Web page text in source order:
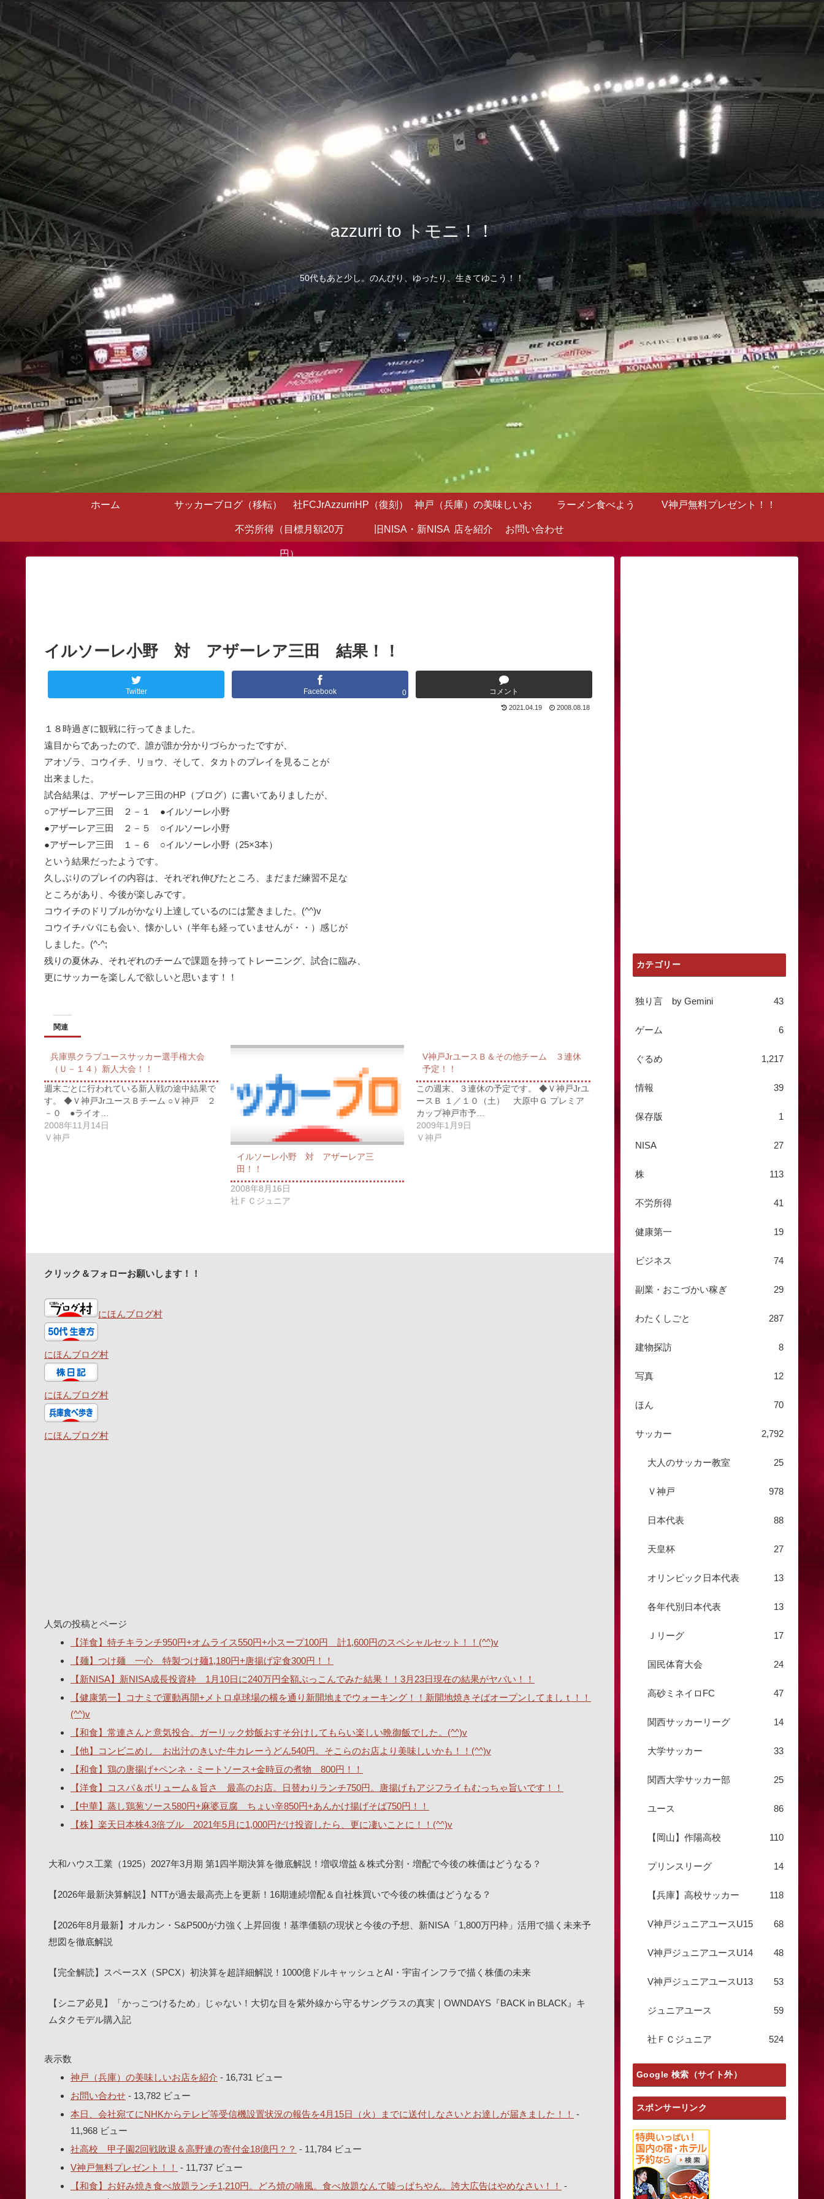
azzurri to トモニ！！
50代もあと少し。のんびり、ゆったり、生きてゆこう！！
ホーム サッカーブログ（移転） 社FCJrAzzurriHP（復刻） 神戸（兵庫）の美味しいお
店を紹介
ラーメン食べよう V神戸無料プレゼント！！
不労所得（目標月額20万
円）
旧NISA・新NISA お問い合わせ
イルソーレ小野 対 アザーレア三田 結果！！
Twitter Facebook 0 コメント
2021.04.19 2008.08.18
１８時過ぎに観戦に行ってきました。
遠目からであったので、誰が誰か分かりづらかったですが、
アオゾラ、コウイチ、リョウ、そして、タカトのプレイを見ることが
出来ました。
試合結果は、アザーレア三田のHP（ブログ）に書いてありましたが、
○アザーレア三田 ２－１ ●イルソーレ小野
●アザーレア三田 ２－５ ○イルソーレ小野
●アザーレア三田 １－６ ○イルソーレ小野（25×3本）
という結果だったようです。
久しぶりのプレイの内容は、それぞれ伸びたところ、まだまだ練習不足な
ところがあり、今後が楽しみです。
コウイチのドリブルがかなり上達しているのには驚きました。(^^)v
コウイチパパにも会い、懐かしい（半年も経っていませんが・・）感じが
しました。(^-^;
残りの夏休み、それぞれのチームで課題を持ってトレーニング、試合に臨み、
更にサッカーを楽しんで欲しいと思います！！
関連
兵庫県クラブユースサッカー選手権大会
（Ｕ－１４）新人大会！！
週末ごとに行われている新人戦の途中結果で
す。 ◆Ｖ神戸JrユースＢチーム ○Ｖ神戸 ２
－０ ●ライオ…
2008年11月14日
Ｖ神戸
イルソーレ小野 対 アザーレア三
田！！
2008年8月16日
社ＦＣジュニア
V神戸JrユースＢ＆その他チーム ３連休
予定！！
この週末、３連休の予定です。 ◆Ｖ神戸Jrユ
ースＢ １／１０（土） 大原中Ｇ プレミア
カップ神戸市予…
2009年1月9日
Ｖ神戸
クリック＆フォローお願いします！！
にほんブログ村
にほんブログ村
にほんブログ村
にほんブログ村
人気の投稿とページ
【洋食】特チキランチ950円+オムライス550円+小スープ100円 計1,600円のスペシャルセット！！(^^)v
【麺】つけ麺 一心 特製つけ麺1,180円+唐揚げ定食300円！！
【新NISA】新NISA成長投資枠 1月10日に240万円全額ぶっこんでみた結果！！3月23日現在の結果がヤバい！！
【健康第一】コナミで運動再開+メトロ卓球場の横を通り新開地までウォーキング！！新開地焼きそばオープンしてましｔ！！
(^^)v
【和食】常連さんと意気投合。ガーリック炒飯おすそ分けしてもらい楽しい晩御飯でした。(^^)v
【他】コンビニめし お出汁のきいた牛カレーうどん540円。そこらのお店より美味しいかも！！(^^)v
【和食】鶏の唐揚げ+ペンネ・ミートソース+金時豆の煮物 800円！！
【洋食】コスパ＆ボリューム＆旨さ 最高のお店。日替わりランチ750円。唐揚げもアジフライもむっちゃ旨いです！！
【中華】蒸し鶏葱ソース580円+麻婆豆腐 ちょい辛850円+あんかけ揚げそば750円！！
【株】楽天日本株4.3倍ブル 2021年5月に1,000円だけ投資したら、更に凄いことに！！(^^)v
大和ハウス工業（1925）2027年3月期 第1四半期決算を徹底解説！増収増益＆株式分割・増配で今後の株価はどうなる？
【2026年最新決算解説】NTTが過去最高売上を更新！16期連続増配＆自社株買いで今後の株価はどうなる？
【2026年8月最新】オルカン・S&P500が力強く上昇回復！基準価額の現状と今後の予想、新NISA「1,800万円枠」活用で描く未来予
想図を徹底解説
【完全解読】スペースX（SPCX）初決算を超詳細解説！1000億ドルキャッシュとAI・宇宙インフラで描く株価の未来
【シニア必見】「かっこつけるため」じゃない！大切な目を紫外線から守るサングラスの真実｜OWNDAYS『BACK in BLACK』キ
ムタクモデル購入記
表示数
神戸（兵庫）の美味しいお店を紹介 - 16,731 ビュー
お問い合わせ - 13,782 ビュー
本日、会社宛てにNHKからテレビ等受信機設置状況の報告を4月15日（火）までに送付しなさいとお達しが届きました！！ -
11,968 ビュー
社高校 甲子園2回戦敗退＆高野連の寄付金18億円？？ - 11,784 ビュー
V神戸無料プレゼント！！ - 11,737 ビュー
【和食】お好み焼き食べ放題ランチ1,210円。どろ焼の喃風。食べ放題なんて嘘っぱちやん。誇大広告はやめなさい！！ -
カテゴリー
独り言 by Gemini 43
ゲーム 6
ぐるめ 1,217
情報 39
保存版 1
NISA 27
株 113
不労所得 41
健康第一 19
ビジネス 74
副業・おこづかい稼ぎ 29
わたくしごと 287
建物探訪 8
写真 12
ほん 70
サッカー 2,792
大人のサッカー教室 25
Ｖ神戸 978
日本代表 88
天皇杯 27
オリンピック日本代表 13
各年代別日本代表 13
Ｊリーグ 17
国民体育大会 24
高砂ミネイロFC 47
関西サッカーリーグ 14
大学サッカー 33
関西大学サッカー部 25
ユース 86
【岡山】作陽高校 110
プリンスリーグ 14
【兵庫】高校サッカー 118
V神戸ジュニアユースU15 68
V神戸ジュニアユースU14 48
V神戸ジュニアユースU13 53
ジュニアユース 59
社ＦＣジュニア 524
Google 検索（サイト外）
スポンサーリンク